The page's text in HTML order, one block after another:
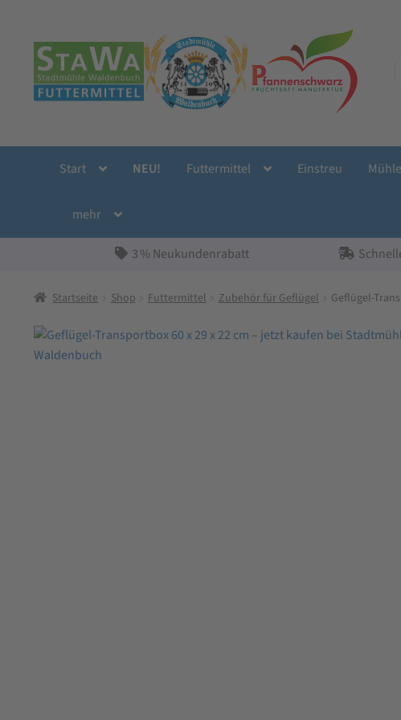
Navigation
springen
Inhalt
springen
Start NEU! Futtermittel Einstreu
mehr
3 % Neukundenrabatt
Startseite Shop Futtermittel Zubehör für Geflügel Geflügel-